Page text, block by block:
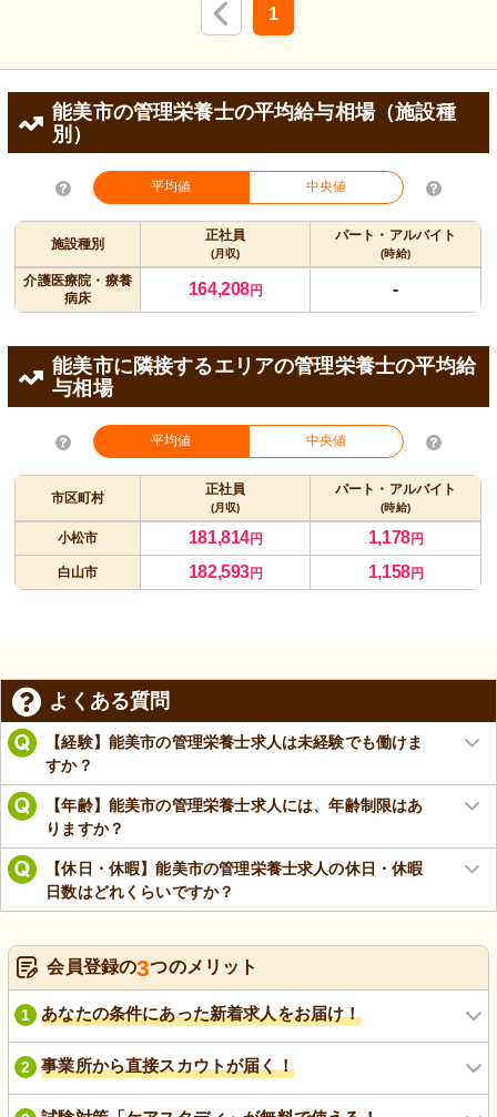
1
能美市の管理栄養士の平均給与相場（施設種
別）
平均値 中央値
施設種別
正社員
(月収)
パート・アルバイト
(時給)
介護医療院・療養
病床
164,208円 -
能美市に隣接するエリアの管理栄養士の平均給
与相場
平均値 中央値
市区町村
正社員
(月収)
パート・アルバイト
(時給)
小松市 181,814円 1,178円
白山市 182,593円 1,158円
よくある質問
【経験】能美市の管理栄養士求人は未経験でも働けま
すか？
【年齢】能美市の管理栄養士求人には、年齢制限はあ
りますか？
【休日・休暇】能美市の管理栄養士求人の休日・休暇
日数はどれくらいですか？
会員登録の3つのメリット
1 あなたの条件にあった新着求人をお届け！
2 事業所から直接スカウトが届く！